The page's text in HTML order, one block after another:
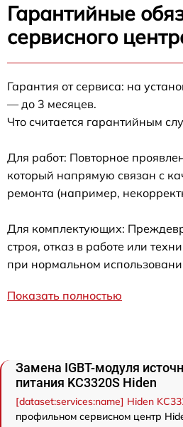
Гарантийные
сервисного
Гарантия от сервиса: на
— до 3 месяцев.
Что считается гарантийным
Для работ: Повторное
который напрямую связан с
ремонта (например,
Для комплектующих:
строя, отказ в работе или
при нормальном
Показать полностью
Замена IGBT-модуля
питания KC3320S Hiden
[dataset:services:name] Hiden
профильном сервисном центр